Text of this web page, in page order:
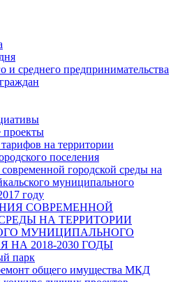
и среднего предпринимательства
на территории
поселения
городской среды на
муниципального
году
СОВРЕМЕННОЙ
НА ТЕРРИТОРИИ
МУНИЦИПАЛЬНОГО
НА 2018-2030 ГОДЫ
парк
общего имущества МКД